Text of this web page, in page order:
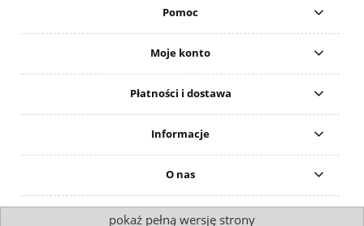
Pomoc
Moje konto
Płatności i dostawa
Informacje
O nas
pokaż pełną wersję strony